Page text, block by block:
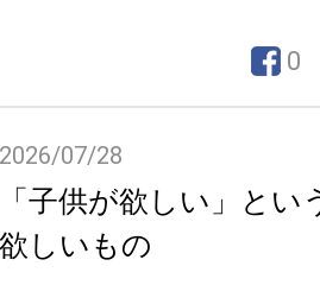
0
2026/07/28
「子供が欲しい」とい
欲しいもの